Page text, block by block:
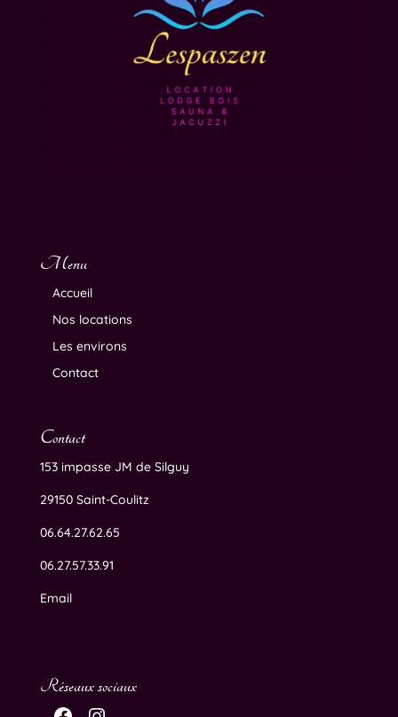
Menu
Accueil
Nos locations
Les environs
Contact
Contact
153 impasse JM de Silguy
29150 Saint-Coulitz
06.64.27.62.65
06.27.57.33.91
Email
Réseaux sociaux